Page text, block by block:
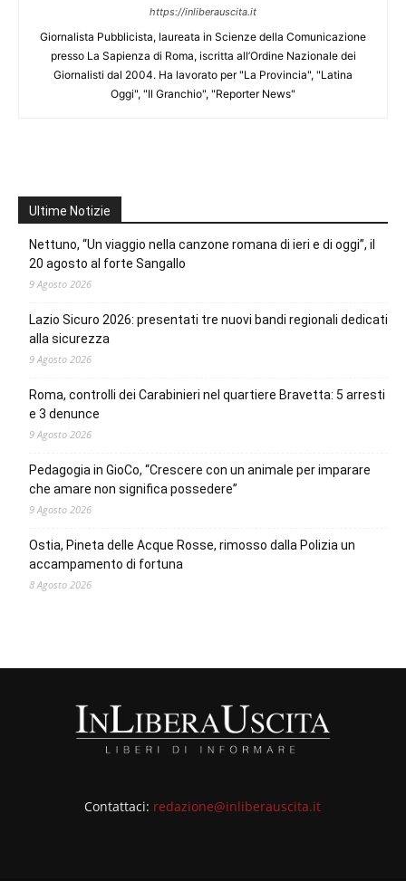
https://inliberauscita.it
Giornalista Pubblicista, laureata in Scienze della Comunicazione
presso La Sapienza di Roma, iscritta all’Ordine Nazionale dei
Giornalisti dal 2004. Ha lavorato per "La Provincia", "Latina
Oggi", "Il Granchio", "Reporter News"
Ultime Notizie
Nettuno, “Un viaggio nella canzone romana di ieri e di oggi”, il
20 agosto al forte Sangallo
9 Agosto 2026
Lazio Sicuro 2026: presentati tre nuovi bandi regionali dedicati
alla sicurezza
9 Agosto 2026
Roma, controlli dei Carabinieri nel quartiere Bravetta: 5 arresti
e 3 denunce
9 Agosto 2026
Pedagogia in GioCo, “Crescere con un animale per imparare
che amare non significa possedere”
9 Agosto 2026
Ostia, Pineta delle Acque Rosse, rimosso dalla Polizia un
accampamento di fortuna
8 Agosto 2026
Contattaci: redazione@inliberauscita.it